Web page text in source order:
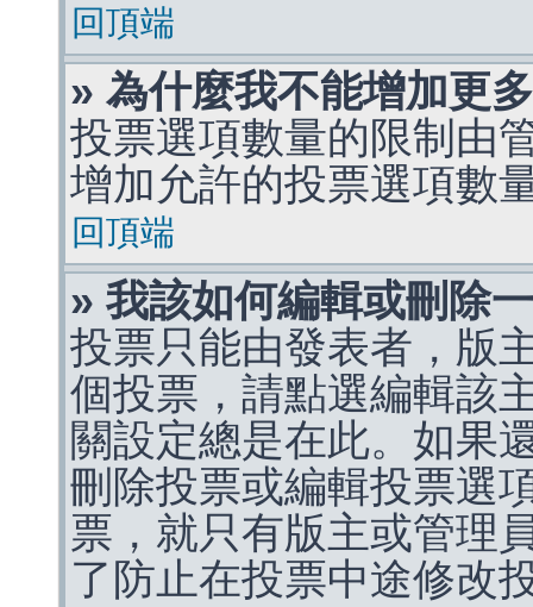
回頂端
» 為什麼我不能增加更
投票選項數量的限制由
增加允許的投票選項數
回頂端
» 我該如何編輯或刪除
投票只能由發表者，版
個投票，請點選編輯該
關設定總是在此。如果
刪除投票或編輯投票選
票，就只有版主或管理
了防止在投票中途修改